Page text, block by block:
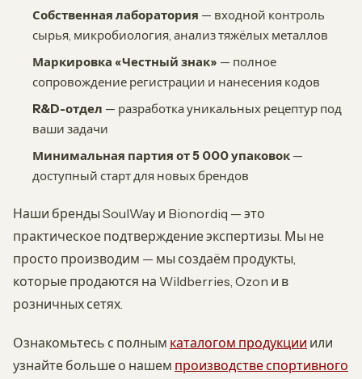
Собственная лаборатория — входной контроль
сырья, микробиология, анализ тяжёлых металлов
Маркировка «Честный знак» — полное
сопровождение регистрации и нанесения кодов
R&D-отдел — разработка уникальных рецептур под
ваши задачи
Минимальная партия от 5 000 упаковок —
доступный старт для новых брендов
Наши бренды SoulWay и Bionordiq — это
практическое подтверждение экспертизы. Мы не
просто производим — мы создаём продукты,
которые продаются на Wildberries, Ozon и в
розничных сетях.
Ознакомьтесь с полным каталогом продукции или
узнайте больше о нашем производстве спортивного